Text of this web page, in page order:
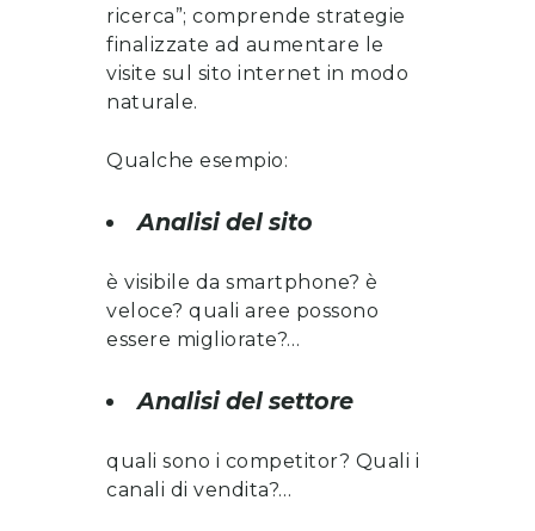
ricerca”; comprende strategie
finalizzate ad aumentare le
visite sul sito internet in modo
naturale.
Qualche esempio:
Analisi del sito
è visibile da smartphone? è
veloce? quali aree possono
essere migliorate?…
Analisi del settore
quali sono i competitor? Quali i
canali di vendita?…